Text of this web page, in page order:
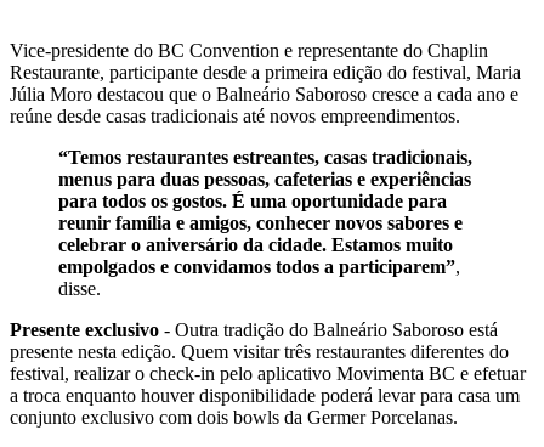
Vice-presidente do BC Convention e representante do Chaplin
Restaurante, participante desde a primeira edição do festival, Maria
Júlia Moro destacou que o Balneário Saboroso cresce a cada ano e
reúne desde casas tradicionais até novos empreendimentos.
“Temos restaurantes estreantes, casas tradicionais,
menus para duas pessoas, cafeterias e experiências
para todos os gostos. É uma oportunidade para
reunir família e amigos, conhecer novos sabores e
celebrar o aniversário da cidade. Estamos muito
empolgados e convidamos todos a participarem”,
disse.
Presente exclusivo - Outra tradição do Balneário Saboroso está
presente nesta edição. Quem visitar três restaurantes diferentes do
festival, realizar o check-in pelo aplicativo Movimenta BC e efetuar
a troca enquanto houver disponibilidade poderá levar para casa um
conjunto exclusivo com dois bowls da Germer Porcelanas.